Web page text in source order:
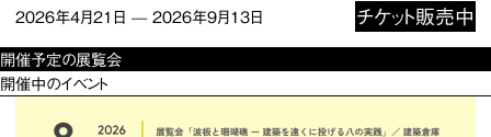
2026年4月21日 — 2026年9月13日 チケット販売中
開催予定の展覧会
開催中のイベント